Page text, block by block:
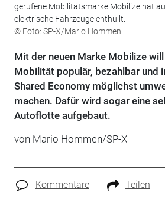
gerufene Mobilitätsmarke Mobilize hat
elektrische Fahrzeuge enthüllt.
© Foto: SP-X/Mario Hommen
Mit der neuen Marke Mobilize will
Mobilität populär, bezahlbar und
Shared Economy möglichst
machen. Dafür wird sogar eine
Autoflotte aufgebaut.
von Mario Hommen/SP-X
Kommentare Teilen